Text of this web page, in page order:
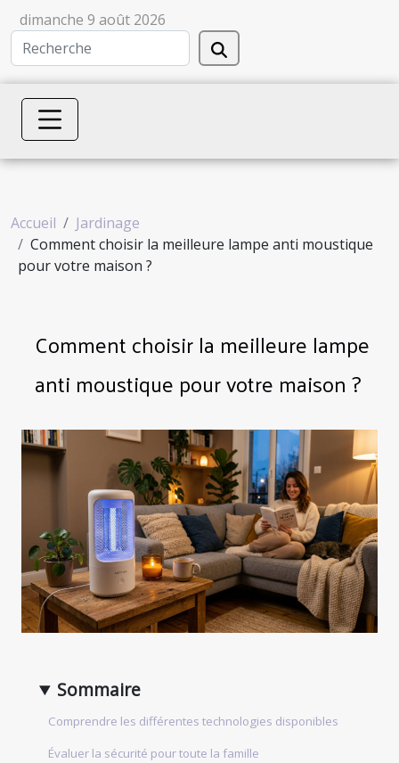
dimanche 9 août 2026
Accueil
Jardinage
Comment choisir la meilleure lampe anti moustique
pour votre maison ?
Comment choisir la meilleure lampe
anti moustique pour votre maison ?
Sommaire
Comprendre les différentes technologies disponibles
Évaluer la sécurité pour toute la famille